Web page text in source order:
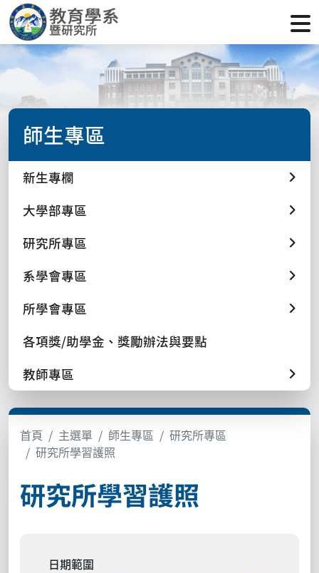
師生專區
新生專欄
大學部專區
研究所專區
系學會專區
所學會專區
各項獎/助學金、獎勵辦法與要點
教師專區
首頁 主選單 師生專區
研究所專區
研究所學習護照
研究所學習護照
日期範圍